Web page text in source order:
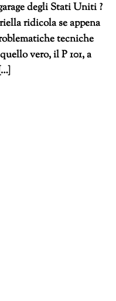
degli Stati Uniti ?
ridicola se appena
tecniche
vero, il P 101, a